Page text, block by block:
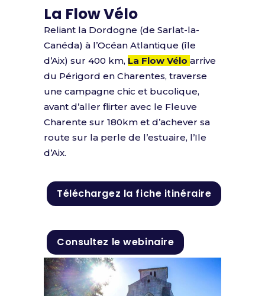
La Flow Vélo
Reliant la Dordogne (de Sarlat-la-
Canéda) à l’Océan Atlantique (île
d’Aix) sur 400 km, La Flow Vélo arrive
du Périgord en Charentes, traverse
une campagne chic et bucolique,
avant d’aller flirter avec le Fleuve
Charente sur 180km et d’achever sa
route sur la perle de l’estuaire, l’Ile
d’Aix.
Téléchargez la fiche itinéraire
Consultez le webinaire